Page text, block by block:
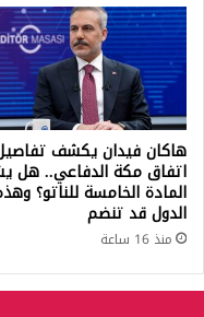
هاكان فيدان يكشف
اتفاق مكة الدفاعي.. هل
المادة الخامسة للناتو؟
الدول قد تنضم
منذ 16 ساعة